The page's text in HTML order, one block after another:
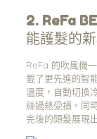
2. ReFa
能護髮的
ReFa 的吹風機
載了更先進的智
溫度，自動切換
絲過熱受損。同
完後的頭髮展現